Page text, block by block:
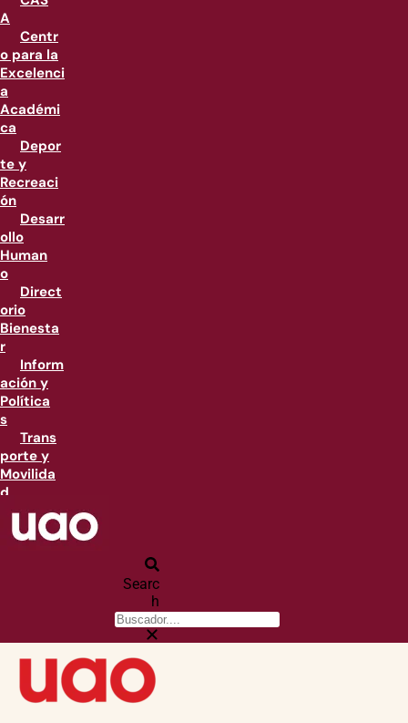
A
Centr
o para la
Excelenci
a
Académi
ca
Depor
te y
Recreaci
ón
Desarr
ollo
Human
o
Direct
orio
Bienesta
r
Inform
ación y
Política
s
Trans
porte y
Movilida
d
Searc
h